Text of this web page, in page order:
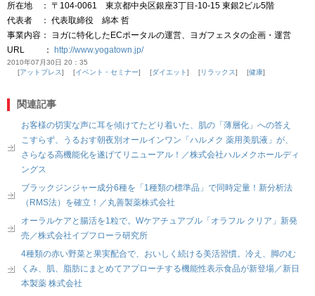
所在地 ： 〒104-0061 東京都中央区銀座3丁目-10-15 東銀2ビル5階
代表者 ： 代表取締役 綿本 哲
事業内容： ヨガに特化したECポータルの運営、ヨガフェスタの企画・運営
URL ：
http://www.yogatown.jp/
2010年07月30日 20：35
アットプレス
イベント・セミナー ダイエット リラックス 健康
関連記事
お客様の切実な声に耳を傾けてたどり着いた、肌の「薄層化」への答え
こすらず、うるおす朝夜別オールインワン「ハルメク 薬用美肌液」が、
さらなる高機能化を遂げてリニューアル！／株式会社ハルメクホールディ
ングス
ブラックジンジャー成分6種を「1種類の標準品」で同時定量！新分析法
（RMS法）を確立！／丸善製薬株式会社
オーラルケアと腸活を1粒で。Wケアチュアブル「オラフル クリア」新発
売／株式会社イブフローラ研究所
4種類の赤い野菜と果実配合で、おいしく続ける美活習慣。冷え、脚のむ
くみ、肌、脂肪にまとめてアプローチする機能性表示食品が新登場／新日
本製薬 株式会社